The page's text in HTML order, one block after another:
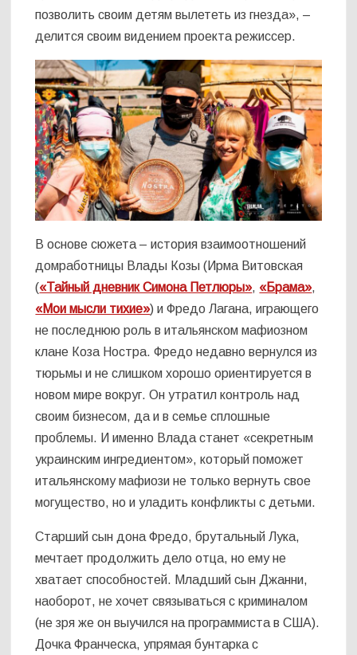
позволить своим детям вылететь из гнезда», –
делится своим видением проекта режиссер.
В основе сюжета – история взаимоотношений
домработницы Влады Козы (Ирма Витовская
(«Тайный дневник Симона Петлюры», «Брама»,
«Мои мысли тихие») и Фредо Лагана, играющего
не последнюю роль в итальянском мафиозном
клане Коза Ностра. Фредо недавно вернулся из
тюрьмы и не слишком хорошо ориентируется в
новом мире вокруг. Он утратил контроль над
своим бизнесом, да и в семье сплошные
проблемы. И именно Влада станет «секретным
украинским ингредиентом», который поможет
итальянскому мафиози не только вернуть свое
могущество, но и уладить конфликты с детьми.
Старший сын дона Фредо, брутальный Лука,
мечтает продолжить дело отца, но ему не
хватает способностей. Младший сын Джанни,
наоборот, не хочет связываться с криминалом
(не зря же он выучился на программиста в США).
Дочка Франческа, упрямая бунтарка с